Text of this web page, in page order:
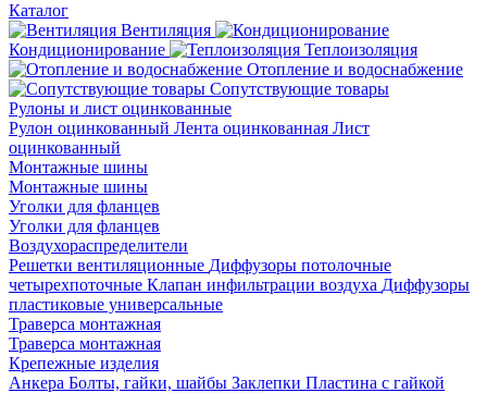
Каталог
Вентиляция
Кондиционирование
Теплоизоляция
Отопление и водоснабжение
Сопутствующие товары
Рулоны и лист оцинкованные
Рулон оцинкованный Лента оцинкованная Лист
оцинкованный
Монтажные шины
Монтажные шины
Уголки для фланцев
Уголки для фланцев
Воздухораспределители
Решетки вентиляционные Диффузоры потолочные
четырехпоточные Клапан инфильтрации воздуха Диффузоры
пластиковые универсальные
Траверса монтажная
Траверса монтажная
Крепежные изделия
Анкера Болты, гайки, шайбы Заклепки Пластина с гайкой